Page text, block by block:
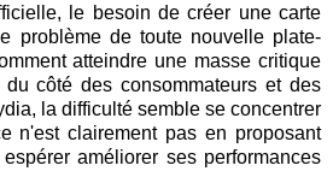
le besoin de créer une carte
problème de toute nouvelle plate-
atteindre une masse critique
côté des consommateurs et des
la difficulté semble se concentrer
n'est clairement pas en proposant
améliorer ses performances